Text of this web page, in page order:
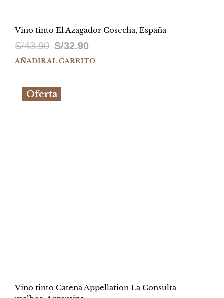
Vino tinto El Azagador Cosecha, España
S/43.90 El
precio
era:
S/32.90El
precio
AÑADIR AL CARRITO
Oferta
Vino tinto Catena Appellation La Consulta